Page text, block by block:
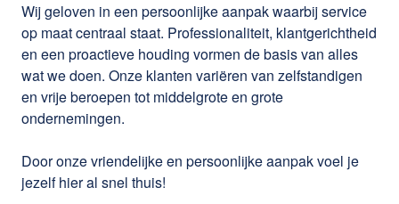
Wij geloven in een persoonlijke aanpak waarbij service
op maat centraal staat. Professionaliteit, klantgerichtheid
en een proactieve houding vormen de basis van alles
wat we doen. Onze klanten variëren van zelfstandigen
en vrije beroepen tot middelgrote en grote
ondernemingen.
Door onze vriendelijke en persoonlijke aanpak voel je
jezelf hier al snel thuis!